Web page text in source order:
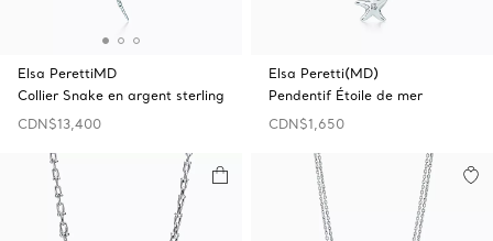
Elsa PerettiMD
Collier Snake en argent sterling
CDN$13,400
Elsa Peretti(MD)
Pendentif Étoile de mer
CDN$1,650